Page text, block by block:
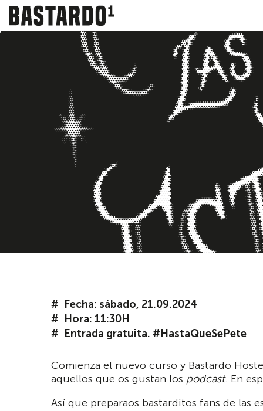
Fecha: sábado, 21.09.2024
Hora: 11:30H
Entrada gratuita. #HastaQueSePete
Comienza el nuevo curso y Bastardo
aquellos que os gustan los podcast. En
Así que preparaos bastarditos fans de las